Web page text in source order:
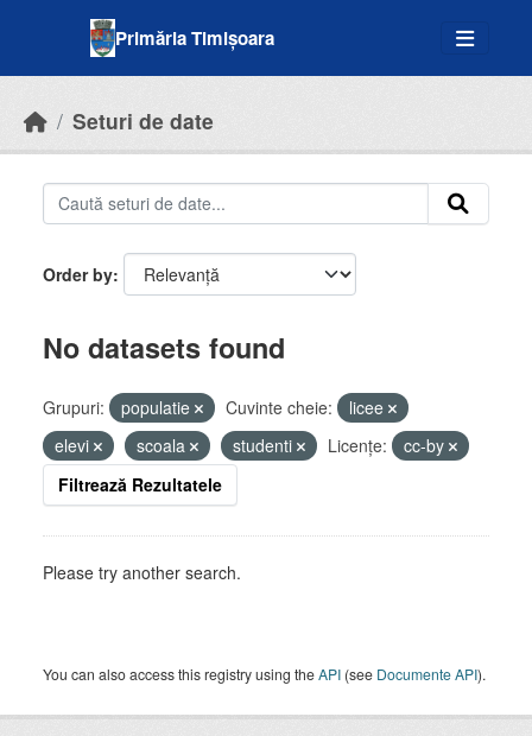
Primăria Timișoara
Seturi de date
Order by
No datasets found
Grupuri: populatie Cuvinte cheie:
licee
elevi
scoala studenti Licenţe:
cc-by
Filtrează Rezultatele
Please try another search.
You can also access this registry using theAPI (see Documente API).